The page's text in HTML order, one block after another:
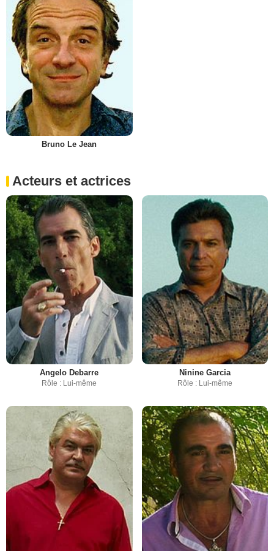
Bruno Le Jean
Acteurs et actrices
Angelo Debarre
Rôle : Lui-même
Ninine Garcia
Rôle : Lui-même